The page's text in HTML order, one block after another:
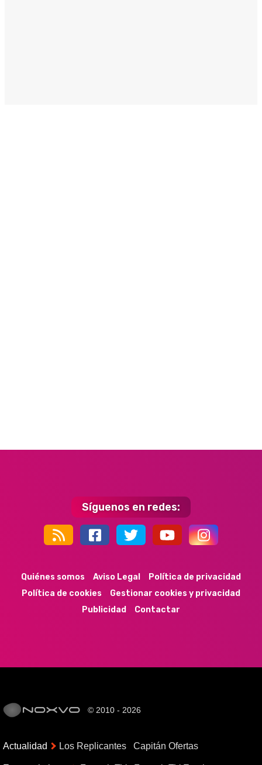
Síguenos en redes:
Quiénes somos Aviso Legal
Política de privacidad
Política de cookies
Gestionar cookies y privacidad
Publicidad
Contactar
© 2010 - 2026
Actualidad Los Replicantes Capitán Ofertas